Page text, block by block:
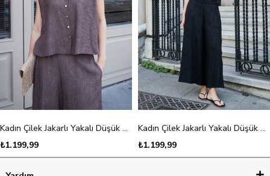
Kadın Çilek Jakarlı Yakalı Düşük Omuzlu Salaş Gömlek-Kahve Çiçek
₺1.199,99
Kadın Çilek Jakarlı Yakalı Düşük Omuzlu Salaş Gömlek-Siyah Çiçek
₺1.199,99